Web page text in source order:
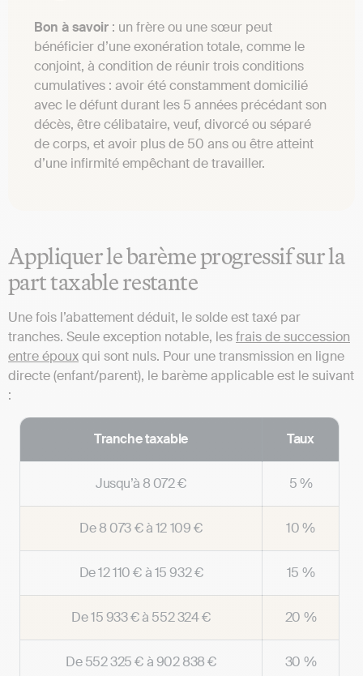
Bon à savoir : un frère ou une sœur peut
bénéficier d’une exonération totale, comme le
conjoint, à condition de réunir trois conditions
cumulatives : avoir été constamment domicilié
avec le défunt durant les 5 années précédant son
décès, être célibataire, veuf, divorcé ou séparé
de corps, et avoir plus de 50 ans ou être atteint
d’une infirmité empêchant de travailler.
Appliquer le barème progressif sur la
part taxable restante
Une fois l’abattement déduit, le solde est taxé par
tranches. Seule exception notable, lesfrais de succession
entre épouxqui sont nuls. Pour une transmission en ligne
directe (enfant/parent), le barème applicable est le suivant
:
Tranche taxable Taux
Jusqu’à 8 072 € 5 %
De 8 073 € à 12 109 € 10 %
De 12 110 € à 15 932 € 15 %
De 15 933 € à 552 324 € 20 %
De 552 325 € à 902 838 € 30 %